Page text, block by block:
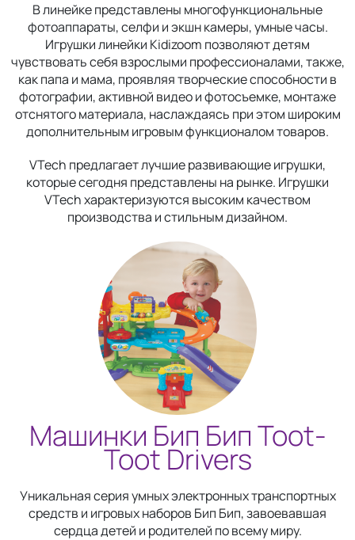
В линейке представлены многофункциональные
фотоаппараты, селфи и экшн камеры, умные часы.
Игрушки линейки Kidizoom позволяют детям
чувствовать себя взрослыми профессионалами, также,
как папа и мама, проявляя творческие способности в
фотографии, активной видео и фотосъемке, монтаже
отснятого материала, наслаждаясь при этом широким
дополнительным игровым функционалом товаров.
VTech предлагает лучшие развивающие игрушки,
которые сегодня представлены на рынке. Игрушки
VTech характеризуются высоким качеством
производства и стильным дизайном.
Машинки Бип Бип Toot-
Toot Drivers
Уникальная серия умных электронных транспортных
средств и игровых наборов Бип Бип, завоевавшая
сердца детей и родителей по всему миру.